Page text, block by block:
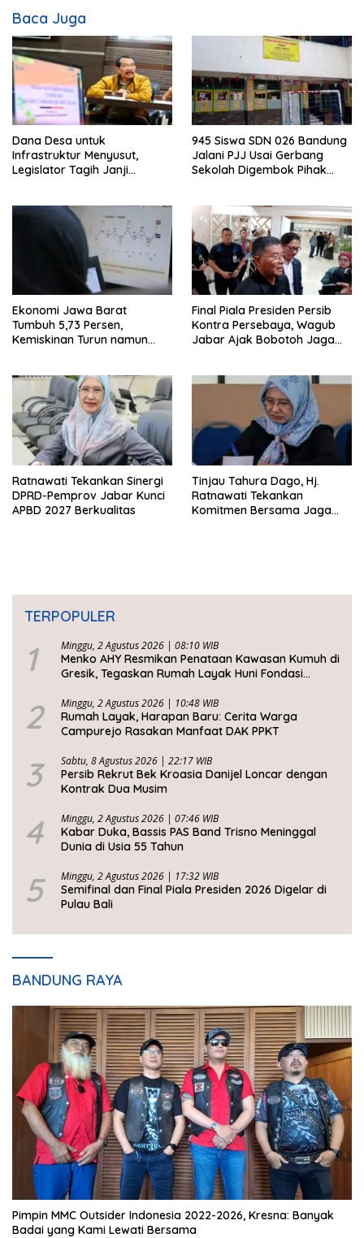
Baca Juga
Dana Desa untuk
Infrastruktur Menyusut,
Legislator Tagih Janji
945 Siswa SDN 026 Bandung
Jalani PJJ Usai Gerbang
Sekolah Digembok Pihak
Ekonomi Jawa Barat
Tumbuh 5,73 Persen,
Kemiskinan Turun namun
Final Piala Presiden Persib
Kontra Persebaya, Wagub
Jabar Ajak Bobotoh Jaga
Ratnawati Tekankan Sinergi
DPRD-Pemprov Jabar Kunci
APBD 2027 Berkualitas
Tinjau Tahura Dago, Hj.
Ratnawati Tekankan
Komitmen Bersama Jaga
TERPOPULER
1 Minggu, 2 Agustus 2026 | 08:10 WIB
Menko AHY Resmikan Penataan Kawasan Kumuh di
Gresik, Tegaskan Rumah Layak Huni Fondasi
2 Minggu, 2 Agustus 2026 | 10:48 WIB
Rumah Layak, Harapan Baru: Cerita Warga
Campurejo Rasakan Manfaat DAK PPKT
3 Sabtu, 8 Agustus 2026 | 22:17 WIB
Persib Rekrut Bek Kroasia Danijel Loncar dengan
Kontrak Dua Musim
4 Minggu, 2 Agustus 2026 | 07:46 WIB
Kabar Duka, Bassis PAS Band Trisno Meninggal
Dunia di Usia 55 Tahun
5 Minggu, 2 Agustus 2026 | 17:32 WIB
Semifinal dan Final Piala Presiden 2026 Digelar di
Pulau Bali
BANDUNG RAYA
Pimpin MMC Outsider Indonesia 2022-2026, Kresna: Banyak
Badai yang Kami Lewati Bersama